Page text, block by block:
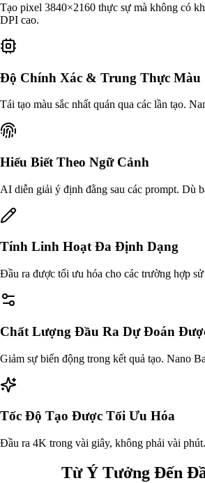
Tạo pixel 3840×2160 thực sự mà không có
DPI cao.
Độ Chính Xác & Trung Thực Màu
Tái tạo màu sắc nhất quán qua các lần tạo.
Hiểu Biết Theo Ngữ Cảnh
AI diễn giải ý định đằng sau các prompt. Dù
Tính Linh Hoạt Đa Định Dạng
Đầu ra được tối ưu hóa cho các trường hợp
Chất Lượng Đầu Ra Dự Đoán
Giảm sự biến động trong kết quả tạo. Nano
Tốc Độ Tạo Được Tối Ưu Hóa
Đầu ra 4K trong vài giây, không phải vài
Từ Ý Tưởng Đến